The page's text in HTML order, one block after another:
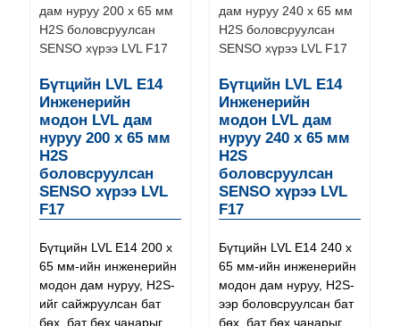
Бүтцийн LVL E14
Инженерийн
модон LVL дам
нуруу 200 x 65 мм
H2S
боловсруулсан
SENSO хүрээ LVL
F17
Бүтцийн LVL E14 200 x
65 мм-ийн инженерийн
модон дам нуруу, H2S-
ийг сайжруулсан бат
бөх, бат бөх чанарыг
Бүтцийн LVL E14
Инженерийн
модон LVL дам
нуруу 240 x 65 мм
H2S
боловсруулсан
SENSO хүрээ LVL
F17
Бүтцийн LVL E14 240 x
65 мм-ийн инженерийн
модон дам нуруу, H2S-
ээр боловсруулсан бат
бөх, бат бөх чанарыг